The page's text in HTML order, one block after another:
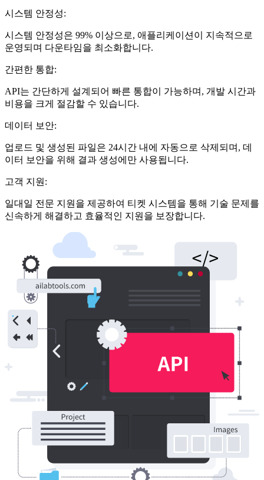
시스템 안정성:
시스템 안정성은 99% 이상으로, 애플리케이션이 지속적으로
운영되며 다운타임을 최소화합니다.
간편한 통합:
API는 간단하게 설계되어 빠른 통합이 가능하며, 개발 시간과
비용을 크게 절감할 수 있습니다.
데이터 보안:
업로드 및 생성된 파일은 24시간 내에 자동으로 삭제되며, 데
이터 보안을 위해 결과 생성에만 사용됩니다.
고객 지원:
일대일 전문 지원을 제공하여 티켓 시스템을 통해 기술 문제를
신속하게 해결하고 효율적인 지원을 보장합니다.